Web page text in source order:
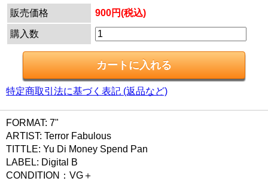
販売価格 900円(税込)
購入数
特定商取引法に基づく表記 (返品など)
FORMAT: 7"
ARTIST: Terror Fabulous
TITTLE: Yu Di Money Spend Pan
LABEL: Digital B
CONDITION：VG＋